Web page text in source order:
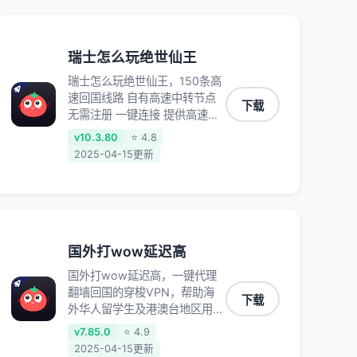
瑞士怎么玩绝世仙王
瑞士怎么玩绝世仙王，150条高
速回国线路 自有高速中转节点
无需注册 一键连接 提供高速线
路 应用内直达视频音乐app,快
人一步 应用模式 App互不干扰
v10.3.80
⭐ 4.8
2025-04-15更新
下载
国外打wow延迟高
国外打wow延迟高，一键代理
翻墙回国的穿梭VPN，帮助海
外华人留学生及港澳台地区用户
破除地区版权限制问题，一键降
低游戏延迟，加速访问中国网
v7.85.0
⭐ 4.9
2025-04-15更新
下载